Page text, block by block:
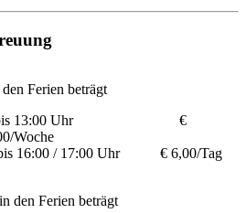
Ferien beträgt
bis 13:00 Uhr €
Woche
bis 16:00 / 17:00 Uhr € 6,00/Tag
in den Ferien beträgt